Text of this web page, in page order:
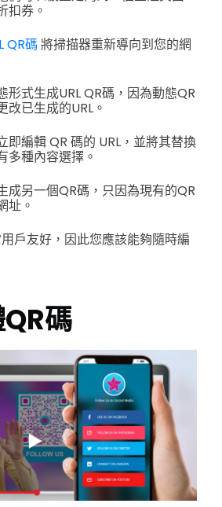
扣券。
QR碼 將掃描器重新導向到您的網
形式生成URL QR碼，因為動態QR
已生成的URL。
即編輯 QR 碼的 URL，並將其替換
多種內容選擇。
成另一個QR碼，只因為現有的QR
址。
戶友好，因此您應該能夠隨時編
碼